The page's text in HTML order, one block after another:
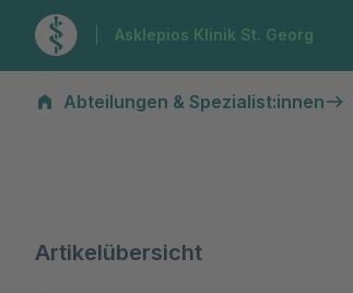
Zur Startseite
Asklepios Klinik St. Georg
Abteilungen & Spezialist:innen
Artikelübersicht